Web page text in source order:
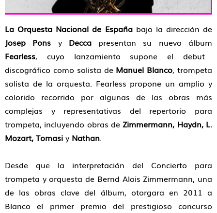
La Orquesta Nacional de Españabajo la dirección de
Josep Pons y Deccapresentan su nuevo álbum
Fearless, cuyo lanzamiento supone el debut
discográfico como solista de Manuel Blanco, trompeta
solista de la orquesta. Fearless propone un amplio y
colorido recorrido por algunas de las obras más
complejas y representativas del repertorio para
trompeta, incluyendo obras deZimmermann, Haydn, L.
Mozart, Tomasi y Nathan.
Desde que la interpretación del Concierto para
trompeta y orquesta de Bernd Alois Zimmermann, una
de las obras clave del álbum, otorgara en 2011 a
Blanco el primer premio del prestigioso concurso